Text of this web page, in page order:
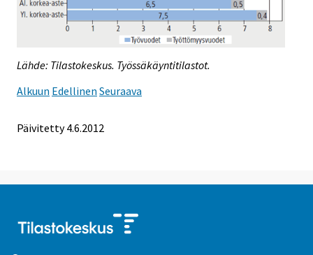
Lähde: Tilastokeskus. Työssäkäyntitilastot.
Alkuun Edellinen Seuraava
Päivitetty 4.6.2012